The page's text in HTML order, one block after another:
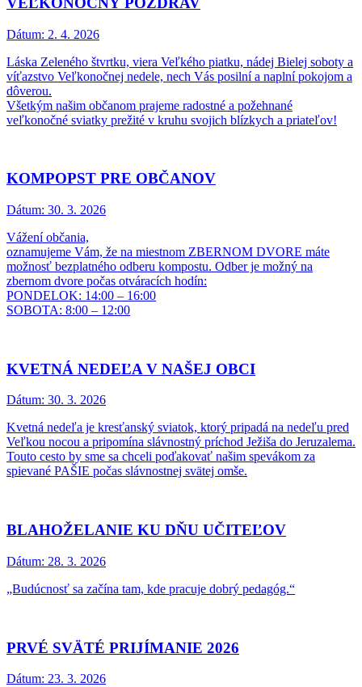
Dátum: 2. 4. 2026
Láska Zeleného štvrtku, viera Veľkého piatku, nádej Bielej soboty a
víťazstvo Veľkonočnej nedele, nech Vás posilní a naplní pokojom a
dôverou.
Všetkým našim občanom prajeme radostné a požehnané
veľkonočné sviatky prežité v kruhu svojich blízkych a priateľov!
KOMPOPST PRE OBČANOV
Dátum: 30. 3. 2026
Vážení občania,
oznamujeme Vám, že na miestnom ZBERNOM DVORE máte
možnosť bezplatného odberu kompostu. Odber je možný na
zbernom dvore počas otváracích hodín:
PONDELOK: 14:00 – 16:00
SOBOTA: 8:00 – 12:00
KVETNÁ NEDEĽA V NAŠEJ OBCI
Dátum: 30. 3. 2026
Kvetná nedeľa je kresťanský sviatok, ktorý pripadá na nedeľu pred
Veľkou nocou a pripomína slávnostný príchod Ježiša do Jeruzalema.
Touto cesto by sme sa chceli poďakovať našim spevákom za
spievané PAŠIE počas slávnostnej svätej omše.
BLAHOŽELANIE KU DŇU UČITEĽOV
Dátum: 28. 3. 2026
„Budúcnosť sa začína tam, kde pracuje dobrý pedagóg.“
PRVÉ SVÄTÉ PRIJÍMANIE 2026
Dátum: 23. 3. 2026